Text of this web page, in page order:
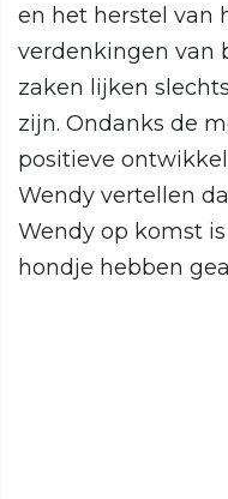
en het herstel van
verdenkingen van
zaken lijken
zijn. Ondanks de
positieve
Wendy vertellen
Wendy op komst
hondje hebben